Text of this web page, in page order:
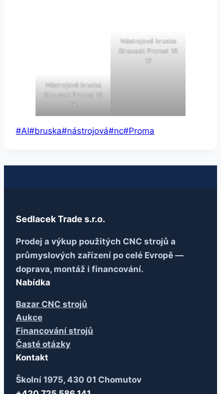
Nástrojová bruska
Strausak Promat 18
16
Nástrojová bruska
Strausak Promat 18
17
Štítky
#AI#bruska#nástrojová#nc#Proma
Sedlacek Trade s.r.o.
Prodej a výkup použitých CNC strojů a
průmyslových zařízení po celé Evropě —
doprava, montáž i financování.
Nabídka
Bazar CNC strojů
Aukce
Financování strojů
Časté otázky
Kontakt
Školní 1975, 430 01 Chomutov